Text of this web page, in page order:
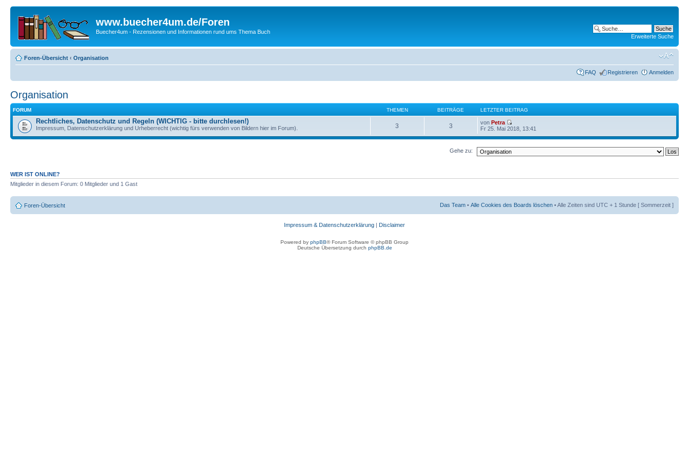
www.buecher4um.de/Foren
Buecher4um - Rezensionen und Informationen rund ums Thema Buch
Erweiterte Suche
Foren-Übersicht ‹ Organisation
FAQ Registrieren Anmelden
Organisation
FORUM THEMEN BEITRÄGE LETZTER BEITRAG
Rechtliches, Datenschutz und Regeln (WICHTIG - bitte durchlesen!)
Impressum, Datenschutzerklärung und Urheberrecht (wichtig fürs verwenden von Bildern hier im Forum). 3 3 vonPetra
Fr 25. Mai 2018, 13:41
Gehe zu:
WER IST ONLINE?
Mitglieder in diesem Forum: 0 Mitglieder und 1 Gast
Foren-Übersicht Das Team • Alle Cookies des Boards löschen • Alle Zeiten sind UTC + 1 Stunde [ Sommerzeit ]
Impressum & Datenschutzerklärung | Disclaimer
Powered by phpBB® Forum Software © phpBB Group
Deutsche Übersetzung durch phpBB.de